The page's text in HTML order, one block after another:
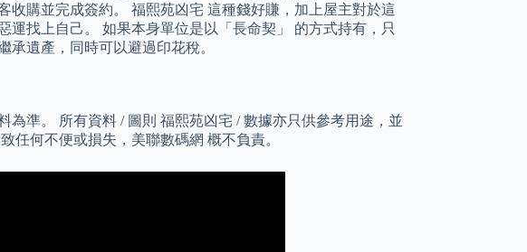
購並完成簽約。 福熙苑凶宅 這種錢好賺，加上屋主對於這
找上自己。 如果本身單位是以「長命契」 的方式持有，只
遺產，同時可以避過印花稅。
為準。 所有資料 / 圖則 福熙苑凶宅 / 數據亦只供參考用途，並
任何不便或損失，美聯數碼網 概不負責。